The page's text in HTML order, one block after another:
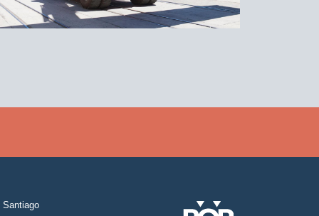
Santiago